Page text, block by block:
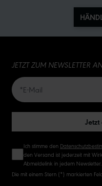
JETZT ZUM NEWSLETTER
Ich stimme den
den Versand ist jederzeit mit
Abmeldelink in jedem Newsletter.
Die mit einem Stern (*) markierten